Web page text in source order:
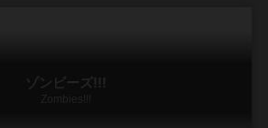
ゾンビーズ!!!
Zombies!!!